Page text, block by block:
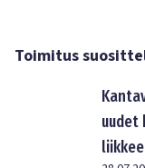
Toimitus
uudet